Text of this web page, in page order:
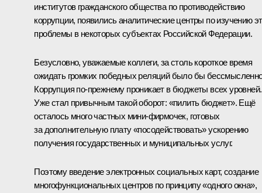
институтов гражданского общества по противодействию
коррупции, появились аналитические центры по изучению
проблемы в некоторых субъектах Российской Федерации.
Безусловно, уважаемые коллеги, за столь короткое время
ожидать громких победных реляций было бы
Коррупция по‑прежнему проникает в бюджеты всех уровней.
Уже стал привычным такой оборот: «пилить бюджет». Ещё
осталось много частных мини-фирмочек, готовых
за дополнительную плату «посодействовать» ускорению
получения государственных и муниципальных услуг.
Поэтому введение электронных социальных карт, создание
многофункциональных центров по принципу «одного окна»,